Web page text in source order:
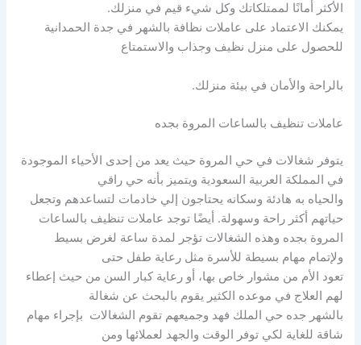
الأكثر أمانًا لممتلكاتك وكل شيء قيم في منزلك.
يمكنك الاعتماد على عاملات نظافة بالشهر في جدة الحمدانية
للحصول على منزل نظيف وجذاب والاستمتاع
بالراحة والأمان في بيئة منزلك.
عاملات تنظيف بالساعات المروة بجده
يتوفر شغالات في حي المروة حيث يعد من إحدى الأحياء الموجودة
في المملكة العربية السعودية ويتميز بأنه حي راقي
والحياه به هادئة وسكانه يحتاجون إلي خادمات لتساعدهم وتجعل
حياتهم أكثر راحة وسهولة. أيضًا توجد عاملات تنظيف بالساعات
المروة بجده وهذه الشغالات تؤجر لمدة ساعة لغرض بسيط
ولإتمام مهام بسيطة للأسرة مثل رعاية طفل حتى
تعود الأم من مشوار خاص بها، أو رعاية كبار السن من حيث إعطاء
لهم العلاج في موعده الكثير يقوم بالبحث عن شغالة
بالشهر جده حي الملك فهد وجميعهم تقوم الشغالات بإجراء مهام
شاقة للغاية لكي توفر الوقت والجهد لعملائها ومن